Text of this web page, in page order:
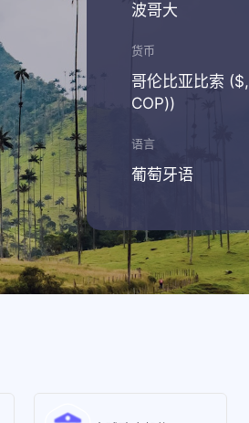
波哥大
货币
哥伦比亚比索 ($,
COP))
语言
葡萄牙语